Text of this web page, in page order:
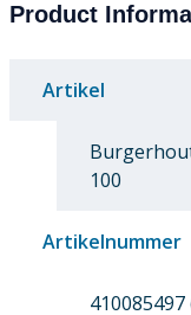
Product
Artikel
100
Artikelnummer